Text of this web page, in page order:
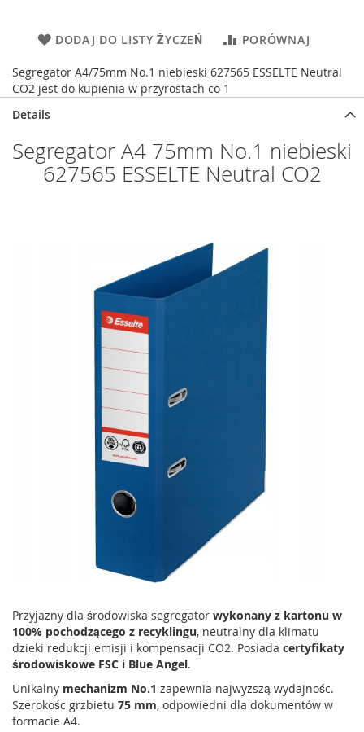
DODAJ DO LISTY ŻYCZEŃ PORÓWNAJ
Segregator A4/75mm No.1 niebieski 627565 ESSELTE Neutral
CO2 jest do kupienia w przyrostach co 1
Details
Segregator A4 75mm No.1 niebieski
627565 ESSELTE Neutral CO2
Przyjazny dla środowiska segregator wykonany z kartonu w
100% pochodzącego z recyklingu, neutralny dla klimatu
dzieki redukcji emisji i kompensacji CO2. Posiada certyfikaty
środowiskowe FSC i Blue Angel.
Unikalny mechanizm No.1 zapewnia najwyzszą wydajnośc.
Szerokośc grzbietu 75 mm, odpowiedni dla dokumentów w
formacie A4.